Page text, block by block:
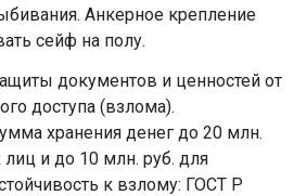
Анкерное крепление
сейф на полу.
документов и ценностей от
доступа (взлома).
хранения денег до 20 млн.
лиц и до 10 млн. руб. для
к взлому: ГОСТ Р